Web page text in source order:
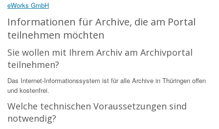
eWorks GmbH
Informationen für Archive, die am Portal
teilnehmen möchten
Sie wollen mit Ihrem Archiv am Archivportal
teilnehmen?
Das Internet-Informationssystem ist für alle Archive in Thüringen offen
und kostenfrei.
Welche technischen Voraussetzungen sind
notwendig?